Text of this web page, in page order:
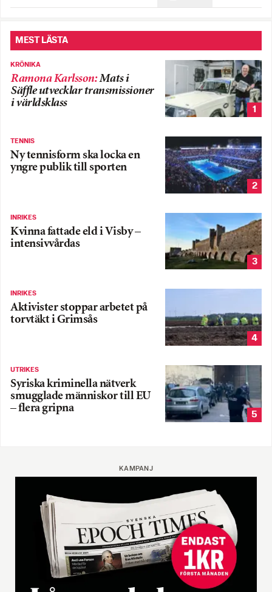
MEST LÄSTA
KRÖNIKA
Ramona Karlsson:Mats i
Säffle utvecklar transmissioner
i världsklass
1
TENNIS
Ny tennisform ska locka en
yngre publik till sporten
2
INRIKES
Kvinna fattade eld i Visby –
intensivvårdas
3
INRIKES
Aktivister stoppar arbetet på
torvtäkt i Grimsås
4
UTRIKES
Syriska kriminella nätverk
smugglade människor till EU
– flera gripna
5
KAMPANJ